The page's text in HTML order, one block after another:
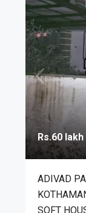
Rs.60 lakh
ADIVAD
SQFT